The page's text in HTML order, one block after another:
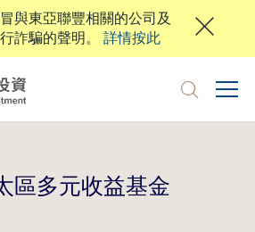
區多元收益基金
與東亞聯豐相關的公司及
詐騙的聲明。 詳情按此